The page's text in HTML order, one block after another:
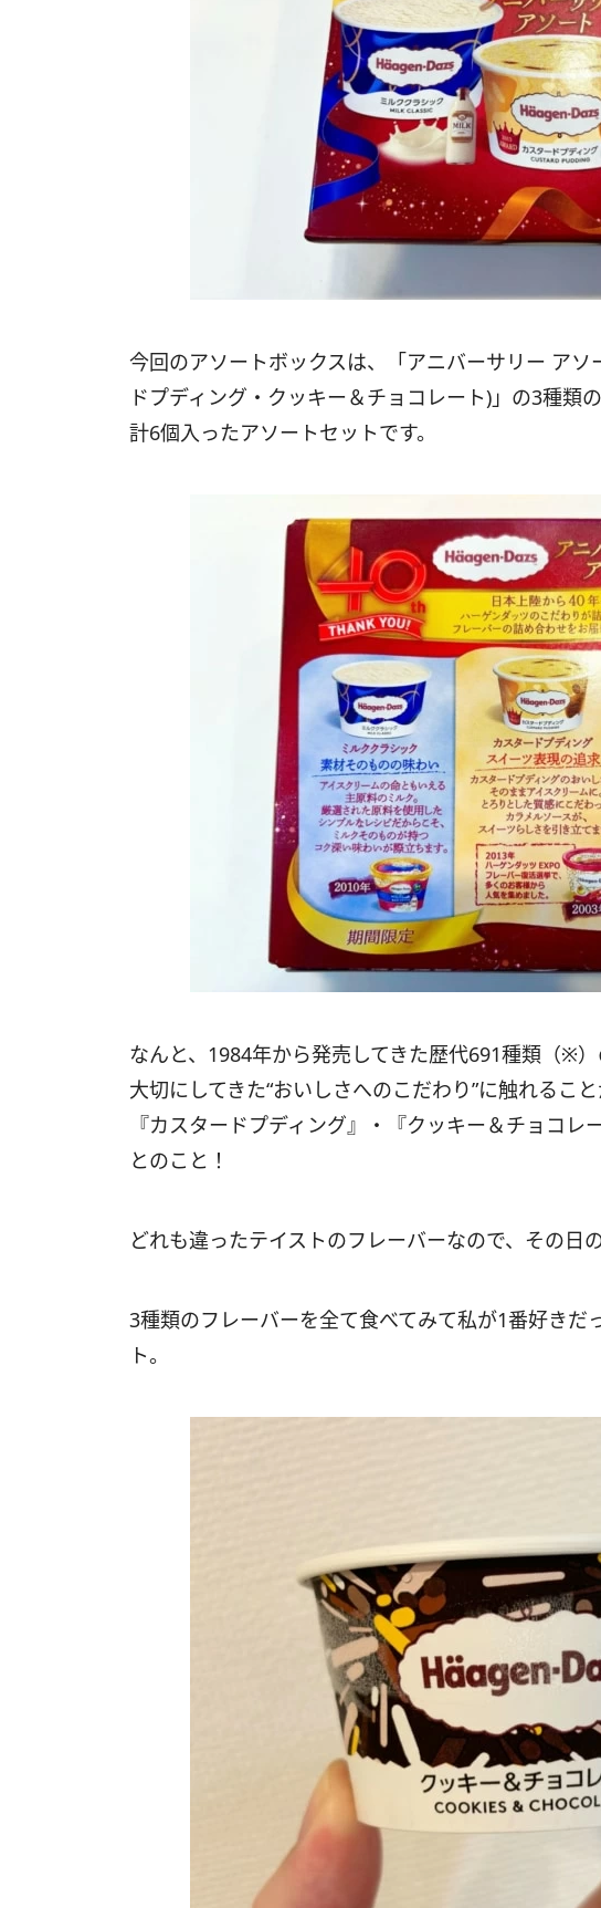
今回のアソートボックスは、「アニバーサリー ア
ドプディング・クッキー＆チョコレート)」の3種類
計6個入ったアソートセットです。
なんと、1984年から発売してきた歴代691種類（※
大切にしてきた“おいしさへのこだわり”に触れるこ
『カスタードプディング』・『クッキー＆チョコ
とのこと！
どれも違ったテイストのフレーバーなので、その日
3種類のフレーバーを全て食べてみて私が1番好きだ
ト。